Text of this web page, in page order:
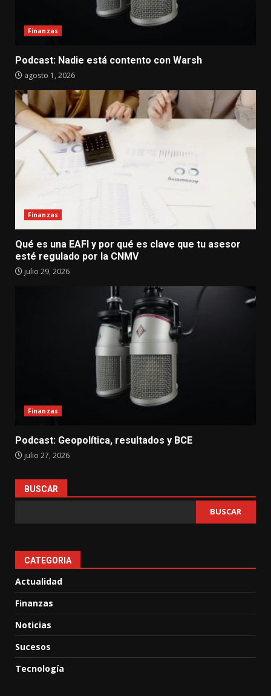
Finanzas
Podcast: Nadie está contento con Warsh
agosto 1, 2026
Finanzas
Qué es una EAFI y por qué es clave que tu asesor
esté regulado por la CNMV
julio 29, 2026
Finanzas
Podcast: Geopolítica, resultados y BCE
julio 27, 2026
BUSCAR
BUSCAR
CATEGORIA
Actualidad
Finanzas
Noticias
Sucesos
Tecnología